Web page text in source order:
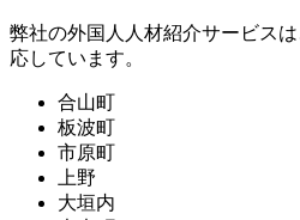
弊社の外国人人材紹介サービス
応しています。
合山町
板波町
市原町
上野
大垣内